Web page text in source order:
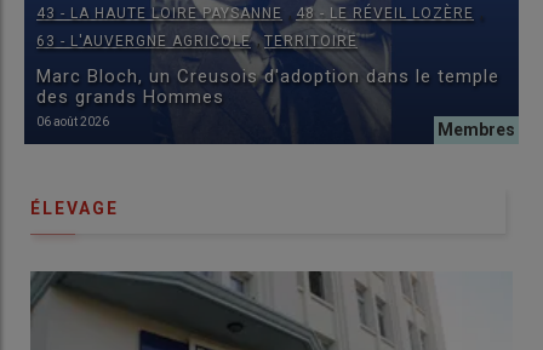
43 - LA HAUTE LOIRE PAYSANNE , 48 - LE RÉVEIL LOZÈRE ,
63 - L'AUVERGNE AGRICOLE ,TERRITOIRE
Marc Bloch, un Creusois d'adoption dans le temple
des grands Hommes
06 août 2026
ÉLEVAGE